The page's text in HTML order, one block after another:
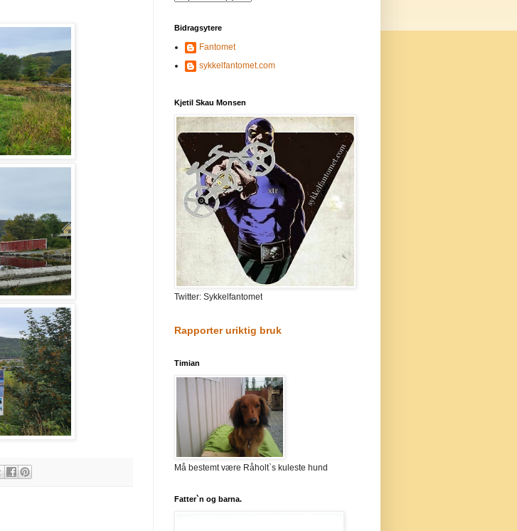
Bidragsytere
Fantomet
sykkelfantomet.com
Kjetil Skau Monsen
Twitter: Sykkelfantomet
Rapporter uriktig bruk
Timian
Må bestemt være Råholt`s kuleste hund
Fatter`n og barna.